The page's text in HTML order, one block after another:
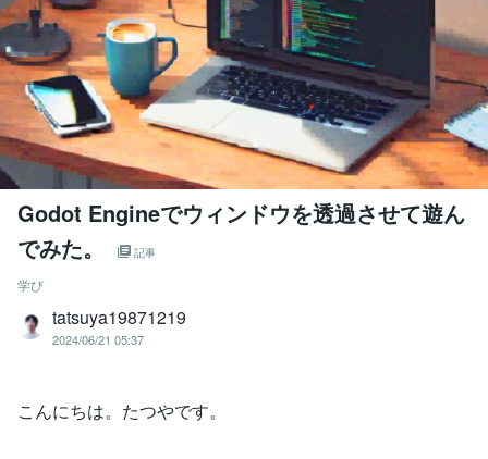
Godot Engineでウィンドウを透過させて遊ん
でみた。
記事
学び
tatsuya19871219
2024/06/21 05:37
こんにちは。たつやです。